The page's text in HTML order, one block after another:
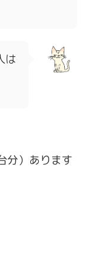
は
分）あります